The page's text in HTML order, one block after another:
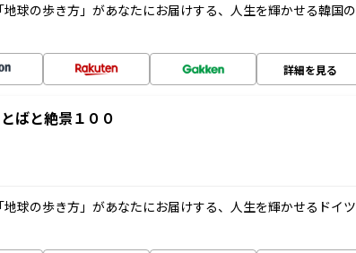
球の歩き方」があなたにお届けする、人生を輝かせる韓国の
詳細を見る
ばと絶景１００
球の歩き方」があなたにお届けする、人生を輝かせるドイツ